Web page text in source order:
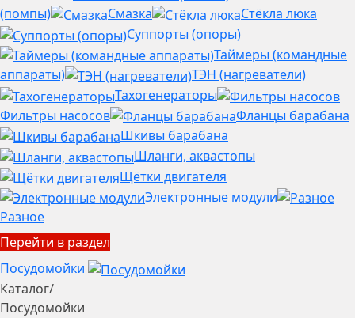
(помпы)
Смазка
Стёкла люка
Суппорты (опоры)
Таймеры (командные
аппараты)
ТЭН (нагреватели)
Тахогенераторы
Фильтры насосов
Фланцы барабана
Шкивы барабана
Шланги, аквастопы
Щётки двигателя
Электронные модули
Разное
Перейти в раздел
Посудомойки
Каталог/
Посудомойки